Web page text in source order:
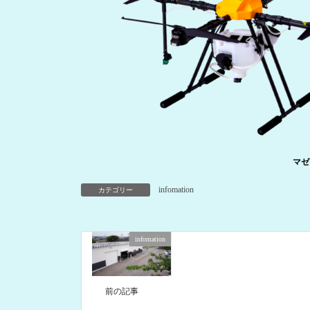
マ
カテゴリー infomation
infomation
前の記事